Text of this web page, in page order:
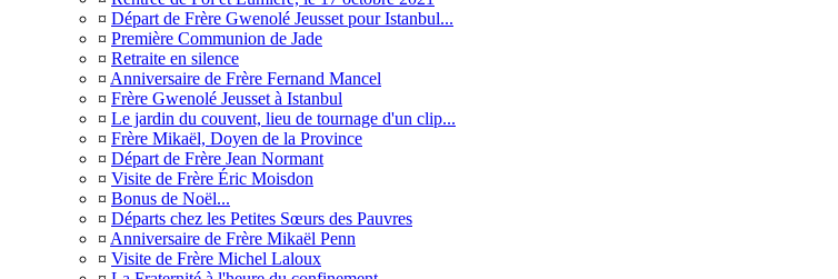
¤ Départ de Frère Gwenolé Jeusset pour Istanbul...
¤ Première Communion de Jade
¤ Retraite en silence
¤ Anniversaire de Frère Fernand Mancel
¤ Frère Gwenolé Jeusset à Istanbul
¤ Le jardin du couvent, lieu de tournage d'un clip...
¤ Frère Mikaël, Doyen de la Province
¤ Départ de Frère Jean Normant
¤ Visite de Frère Éric Moisdon
¤ Bonus de Noël...
¤ Départs chez les Petites Sœurs des Pauvres
¤ Anniversaire de Frère Mikaël Penn
¤ Visite de Frère Michel Laloux